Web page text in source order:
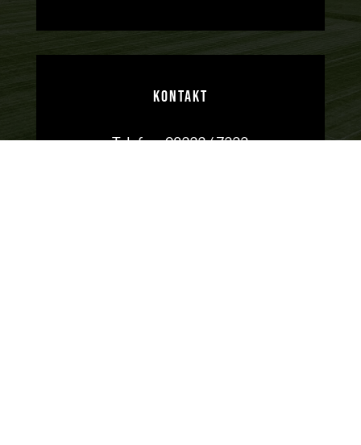
KONTAKT
Telefon:08333 / 7222